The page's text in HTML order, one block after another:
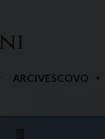
ARCIVESCOVO